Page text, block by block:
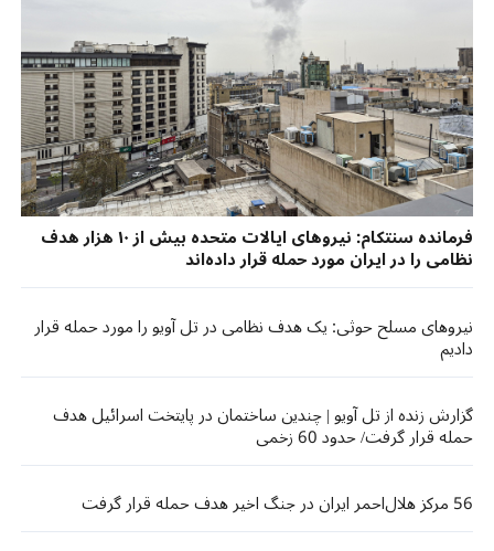
فرمانده سنتکام: نیروهای ایالات متحده بیش از ۱۰ هزار هدف
نظامی را در ایران مورد حمله قرار داده‌اند
نیروهای مسلح حوثی: یک هدف نظامی در تل آویو را مورد حمله قرار
دادیم
گزارش زنده از تل آویو | چندین ساختمان در پایتخت اسرائیل هدف
حمله قرار گرفت/ حدود 60 زخمی
56 مرکز هلال‌احمر ایران در جنگ اخیر هدف حمله قرار گرفت